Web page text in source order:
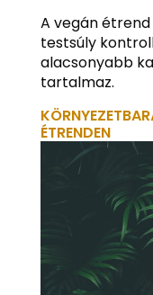
A vegán
testsúly
alacsonyabb
tartalmaz.
ÉTRENDEN